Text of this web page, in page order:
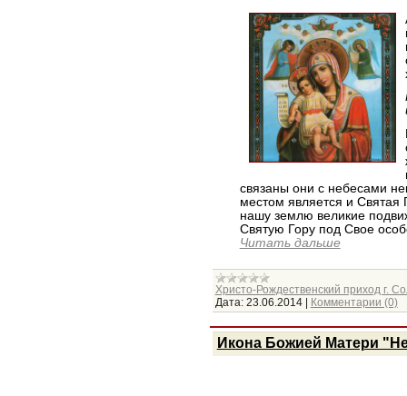
связаны они с небесами
местом является и Святая
нашу землю великие
Святую Гору под Свое
Читать дальше
Христо-Рождественский приход г.
Дата: 23.06.2014 | Комментарии (0)
Икона Божией Матери